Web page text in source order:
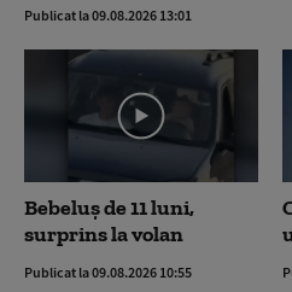
Publicat la 09.08.2026 13:01
Bebeluș de 11 luni,
surprins la volan
Publicat la 09.08.2026 10:55